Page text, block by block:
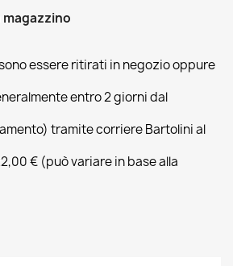
essere ritirati in negozio oppure
entro 2 giorni dal
tramite corriere Bartolini al
€ (può variare in base alla